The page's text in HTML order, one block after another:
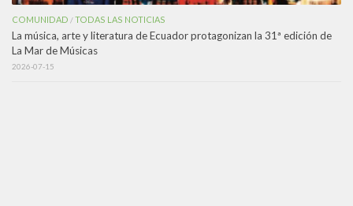
COMUNIDAD /TODAS LAS NOTICIAS
La música, arte y literatura de Ecuador protagonizan la 31ª edición de
La Mar de Músicas
2026-07-15